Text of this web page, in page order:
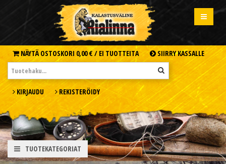
NÄYTÄ OSTOSKORI 0,00 € / EI TUOTTEITA SIIRRY KASSALLE
KIRJAUDU REKISTERÖIDY
TUOTEKATEGORIAT